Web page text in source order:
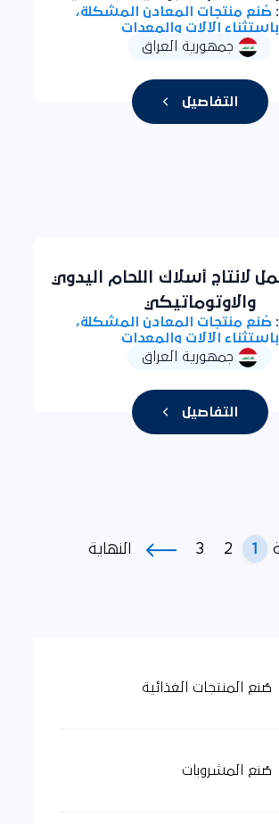
صُنع المنتجات الغذائية
صُنع المشروبات
صُنع منتجات المعادن المشكلة،
باستثناء الآلات والمعدات
جمهورية العراق
التفاصيل
لانتاج أسلاك اللحام اليدوي
والاوتوماتيكي
صُنع منتجات المعادن المشكلة،
باستثناء الآلات والمعدات
جمهورية العراق
التفاصيل
1
2
3 النهاية